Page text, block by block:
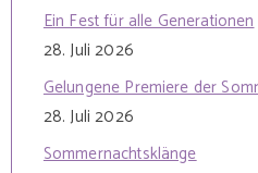
Ein Fest für alle Generationen
28. Juli 2026
Gelungene Premiere der
28. Juli 2026
Sommernachtsklänge